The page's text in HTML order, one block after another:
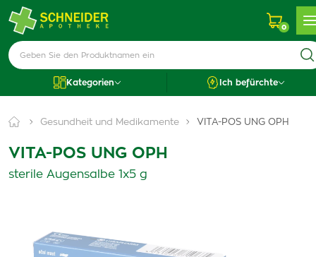
0
Kategorien Ich befürchte
Gesundheit und Medikamente VITA-POS UNG OPH
VITA-POS UNG OPH
sterile Augensalbe 1x5 g